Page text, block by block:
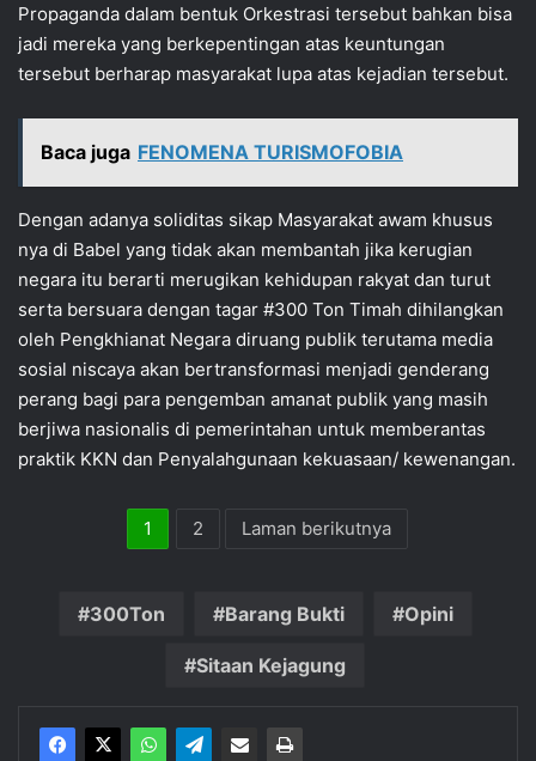
Propaganda dalam bentuk Orkestrasi tersebut bahkan bisa
jadi mereka yang berkepentingan atas keuntungan
tersebut berharap masyarakat lupa atas kejadian tersebut.
Baca juga FENOMENA TURISMOFOBIA
Dengan adanya soliditas sikap Masyarakat awam khusus
nya di Babel yang tidak akan membantah jika kerugian
negara itu berarti merugikan kehidupan rakyat dan turut
serta bersuara dengan tagar #300 Ton Timah dihilangkan
oleh Pengkhianat Negara diruang publik terutama media
sosial niscaya akan bertransformasi menjadi genderang
perang bagi para pengemban amanat publik yang masih
berjiwa nasionalis di pemerintahan untuk memberantas
praktik KKN dan Penyalahgunaan kekuasaan/ kewenangan.
1 2 Laman berikutnya
300Ton Barang Bukti Opini
Sitaan Kejagung